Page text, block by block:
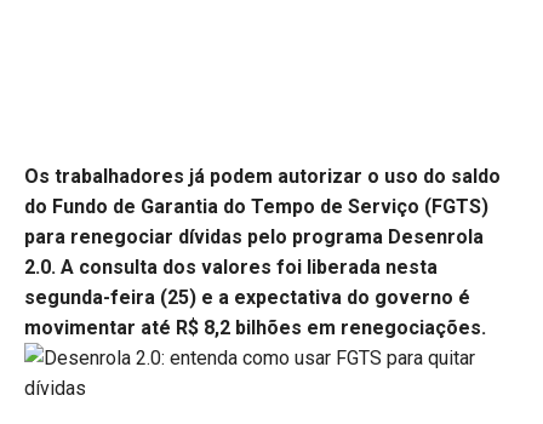
Os trabalhadores já podem autorizar o uso do saldo
do Fundo de Garantia do Tempo de Serviço (FGTS)
para renegociar dívidas pelo programa Desenrola
2.0. A consulta dos valores foi liberada nesta
segunda-feira (25) e a expectativa do governo é
movimentar até R$ 8,2 bilhões em renegociações.